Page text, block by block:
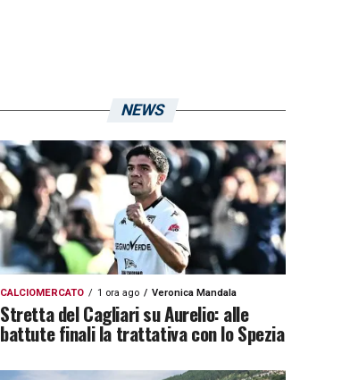
NEWS
CALCIOMERCATO 1 ora ago Veronica Mandala
Stretta del Cagliari su Aurelio: alle
battute finali la trattativa con lo Spezia